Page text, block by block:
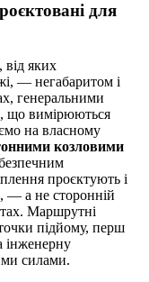
для
яких
— негабаритом і
генеральними
що вимірюються
на власному
козловими
проєктують і
— а не сторонній
Маршрутні
підйому, перш
інженерну
силами.